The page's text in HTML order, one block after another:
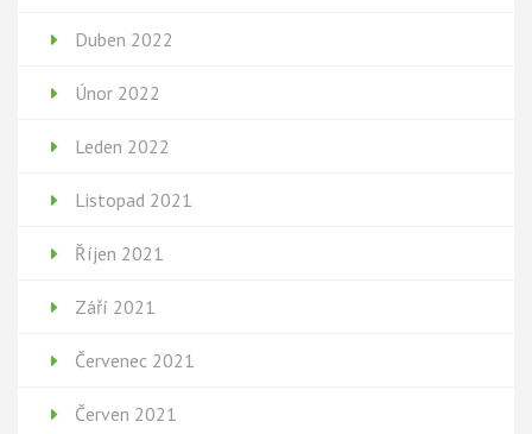
Duben 2022
Únor 2022
Leden 2022
Listopad 2021
Říjen 2021
Září 2021
Červenec 2021
Červen 2021